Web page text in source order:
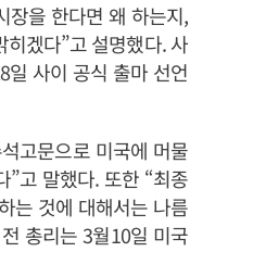
장을 한다면 왜 하는지,
겠다”고 설명했다. 사
일 사이 공식 출마 선언
고문으로 미국에 머물
”고 말했다. 또한 “최종
는 것에 대해서는 나름
총리는 3월10일 미국